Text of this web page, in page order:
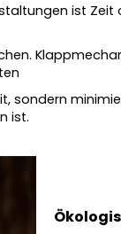
ist Zeit
sondern
ist.